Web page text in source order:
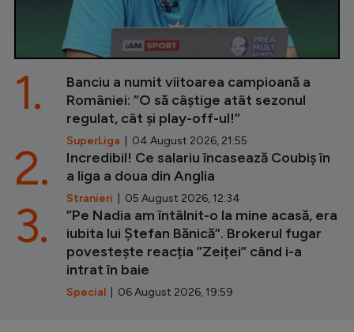
Banciu a numit viitoarea campioană a
României: ”O să câștige atât sezonul
regulat, cât și play-off-ul!”
SuperLiga | 04 August 2026, 21:55
1.
Incredibil! Ce salariu încasează Coubiș în
a liga a doua din Anglia
Stranieri | 05 August 2026, 12:34
2.
”Pe Nadia am întâlnit-o la mine acasă, era
iubita lui Ștefan Bănică”. Brokerul fugar
povestește reacția ”Zeiței” când i-a
intrat în baie
Special | 06 August 2026, 19:59
3.